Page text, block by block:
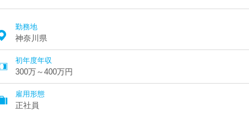
勤務地
神奈川県
初年度年収
300万～400万円
雇用形態
正社員